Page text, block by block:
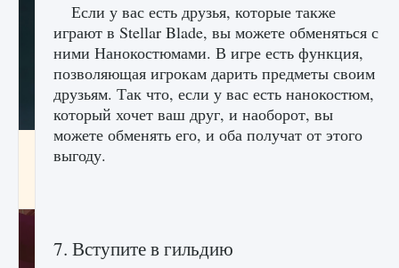
Как проверить статус сервера Delta Force
Hawk Ops
Если у вас есть друзья, которые также
играют в Stellar Blade, вы можете обменяться с
ними Нанокостюмами. В игре есть функция,
позволяющая игрокам дарить предметы своим
друзьям. Так что, если у вас есть нанокостюм,
который хочет ваш друг, и наоборот, вы
можете обменять его, и оба получат от этого
выгоду.
7. Вступите в гильдию